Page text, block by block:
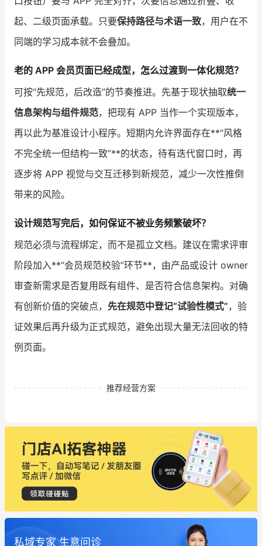
起、二级页面承载。只要保持路径与术语一致，用户在不
同端的学习成本就不会叠加。
老的 APP 会员页面已经成型，怎么过渡到一体化规范？
可按“先规范，后改造”的节奏推进。先基于现状抽取统一
信息架构与组件规范，把现有 APP 当作一个实现版本，
再以此为基准设计小程序。短期内允许界面存在**“风格
不完全统一但结构一致”**的状态，待有迭代窗口时，再
逐步将 APP 视觉与交互迁移到新规范，减少一次性推倒
带来的风险。
设计规范写完后，如何保证不被业务频繁破坏？
规范必须与流程绑定，而不是孤立文档。建议在需求评审
阶段加入**“会员规范校验”环节**，由产品或设计 owner
审查新需求是否复用既有组件、是否符合信息架构。对确
有创新价值的突破点， 先在规范中登记“试验性模式”，验
证效果后再升级为正式规范，避免出现大量无法回收的特
例页面。
推荐经营方案
私域专家 生意问诊
这个营销策划案例推荐大家看一下